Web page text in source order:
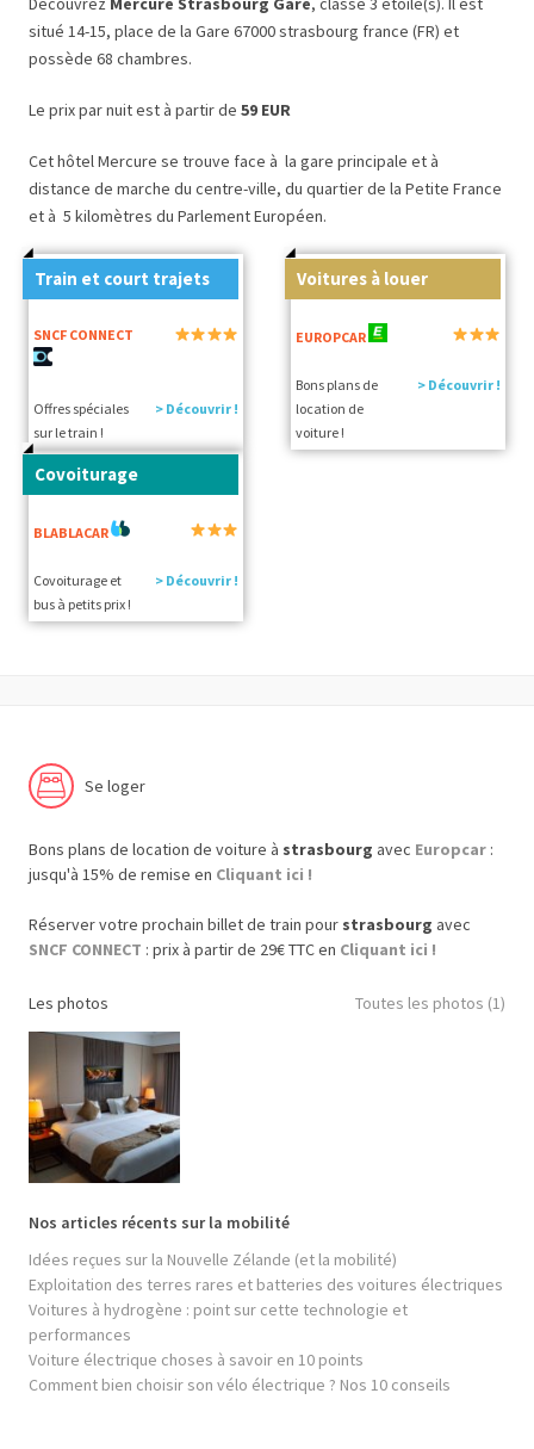
situé 14-15, place de la Gare 67000 strasbourg france (FR) et
possède 68 chambres.
Le prix par nuit est à partir de 59 EUR
Cet hôtel Mercure se trouve face à la gare principale et à
distance de marche du centre-ville, du quartier de la Petite France
et à 5 kilomètres du Parlement Européen.
Train et court trajets
SNCF CONNECT
Offres spéciales
sur le train !
> Découvrir !
Voitures à louer
EUROPCAR
Bons plans de
location de
voiture !
> Découvrir !
Covoiturage
BLABLACAR
Covoiturage et
bus à petits prix !
> Découvrir !
Se loger
Bons plans de location de voiture à strasbourg avec Europcar :
jusqu'à 15% de remise en Cliquant ici !
Réserver votre prochain billet de train pour strasbourg avec
SNCF CONNECT : prix à partir de 29€ TTC en Cliquant ici !
Les photos Toutes les photos (1)
Nos articles récents sur la mobilité
Idées reçues sur la Nouvelle Zélande (et la mobilité)
Exploitation des terres rares et batteries des voitures électriques
Voitures à hydrogène : point sur cette technologie et
performances
Voiture électrique choses à savoir en 10 points
Comment bien choisir son vélo électrique ? Nos 10 conseils